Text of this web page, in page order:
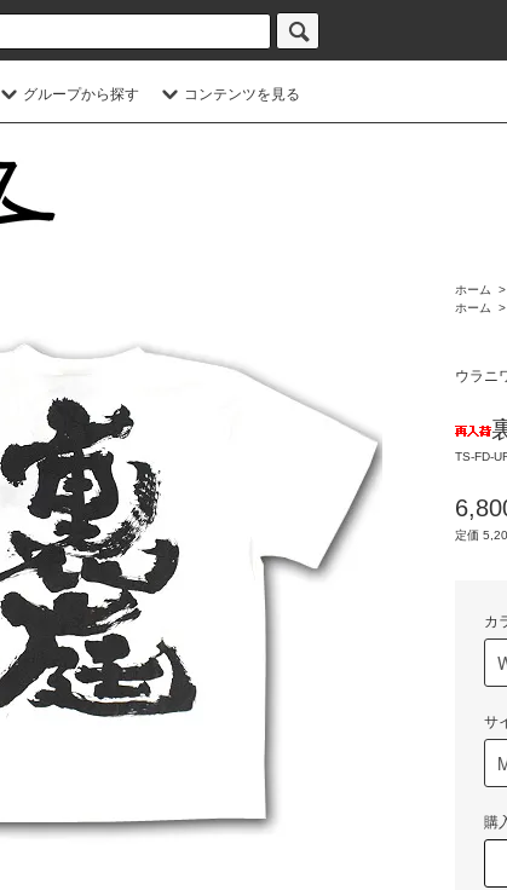
グループから探す コンテンツを見る
ホーム >
ホーム
>
ウラニ
TS-FD-
定価
カ
サ
購